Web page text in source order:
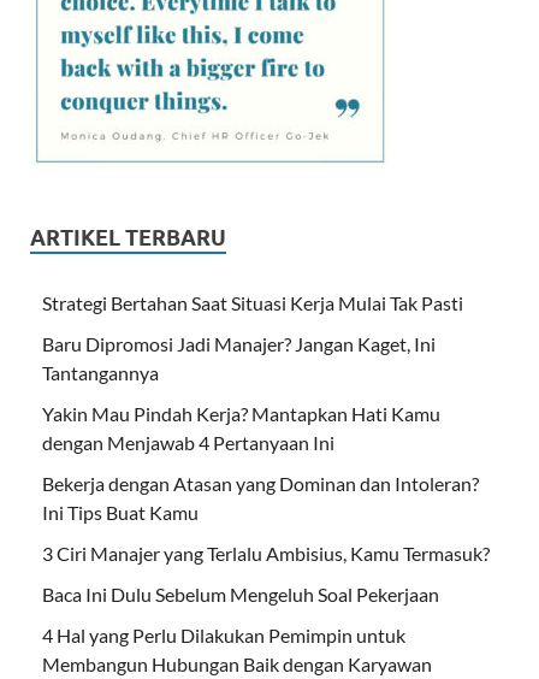
ARTIKEL TERBARU
Strategi Bertahan Saat Situasi Kerja Mulai Tak Pasti
Baru Dipromosi Jadi Manajer? Jangan Kaget, Ini
Tantangannya
Yakin Mau Pindah Kerja? Mantapkan Hati Kamu
dengan Menjawab 4 Pertanyaan Ini
Bekerja dengan Atasan yang Dominan dan Intoleran?
Ini Tips Buat Kamu
3 Ciri Manajer yang Terlalu Ambisius, Kamu Termasuk?
Baca Ini Dulu Sebelum Mengeluh Soal Pekerjaan
4 Hal yang Perlu Dilakukan Pemimpin untuk
Membangun Hubungan Baik dengan Karyawan